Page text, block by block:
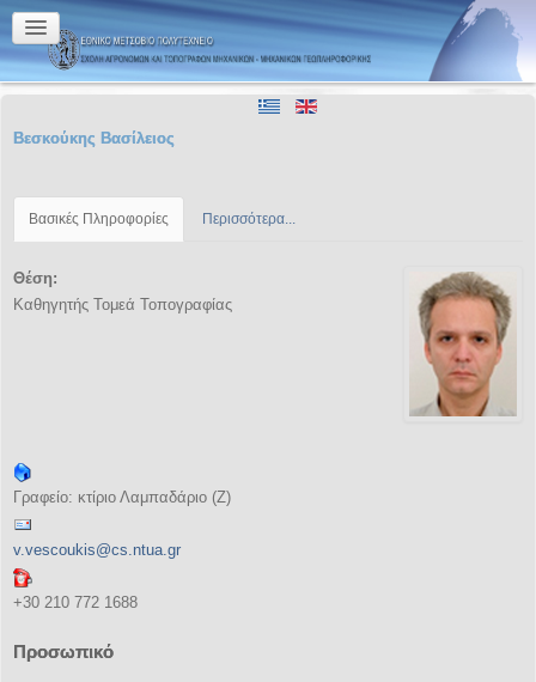
Βεσκούκης Βασίλειος
Βασικές Πληροφορίες Περισσότερα...
Θέση:
Καθηγητής Τομεά Τοπογραφίας
Γραφείο: κτίριο Λαμπαδάριο (Ζ)
v.vescoukis@cs.ntua.gr
+30 210 772 1688
Προσωπικό